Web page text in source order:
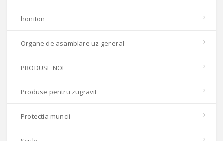
honiton
Organe de asamblare uz general
PRODUSE NOI
Produse pentru zugravit
Protectia muncii